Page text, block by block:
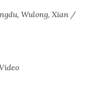
Wulong, Xian /